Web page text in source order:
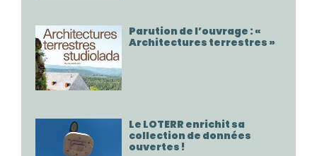
Parution de l’ouvrage : «
Architectures terrestres »
Le LOTERR enrichit sa
collection de données
ouvertes !